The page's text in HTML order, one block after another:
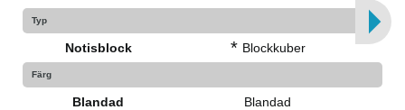
Typ
Notisblock * Blockkuber
Färg
Blandad Blandad